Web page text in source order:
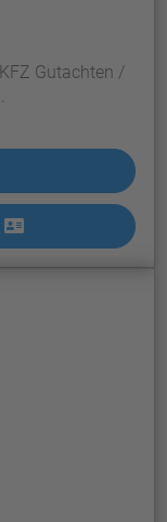
Gutachten /